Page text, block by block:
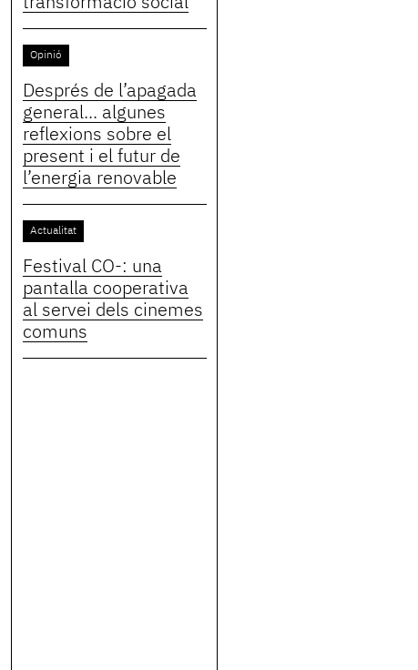
Opinió
Després de l’apagada
general... algunes
reflexions sobre el
present i el futur de
l’energia renovable
Actualitat
Festival CO-: una
pantalla cooperativa
al servei dels cinemes
comuns